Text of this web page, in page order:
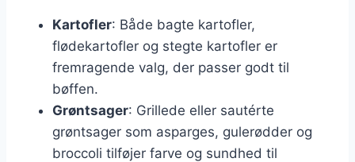
Kartofler: Både bagte kartofler,
flødekartofler og stegte kartofler er
fremragende valg, der passer godt til
bøffen.
Grøntsager: Grillede eller sautérte
grøntsager som asparges, gulerødder og
broccoli tilføjer farve og sundhed til